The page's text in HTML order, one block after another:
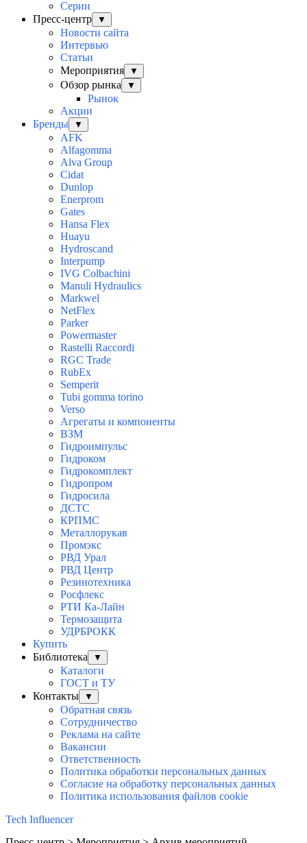
Серии
Пресс-центр
▼
Новости сайта
Интервью
Статьи
Мероприятия
▼
Обзор рынка ▼
Рынок
Акции
Бренды
▼
AFK
Alfagomma
Alva Group
Cidat
Dunlop
Enerprom
Gates
Hansa Flex
Huayu
Hydroscand
Interpump
IVG Colbachini
Manuli Hydraulics
Markwel
NetFlex
Parker
Powermaster
Rastelli Raccordi
RGC Trade
RubEx
Semperit
Tubi gomma torino
Verso
Агрегаты и компоненты
ВЗМ
Гидроимпульс
Гидроком
Гидрокомплект
Гидропром
Гидросила
ДСТС
КРПМС
Металлорукав
Промэкс
РВД Урал
РВД Центр
Резинотехника
Росфлекс
РТИ Ка-Лайн
Термозащита
УДРБРОКК
Купить
Библиотека
▼
Каталоги
ГОСТ и ТУ
Контакты
▼
Обратная связь
Сотрудничество
Реклама на сайте
Вакансии
Ответственность
Политика обработки персональных данных
Согласие на обработку персональных данныx
Политика использования файлов cookie
Tech Influencer